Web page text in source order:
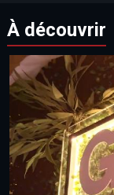
À découvrir